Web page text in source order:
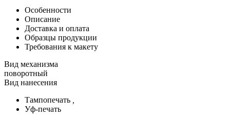
Особенности
Описание
Доставка и оплата
Образцы продукции
Требования к макету
Вид механизма
поворотный
Вид нанесения
Тампопечать
Уф-печать